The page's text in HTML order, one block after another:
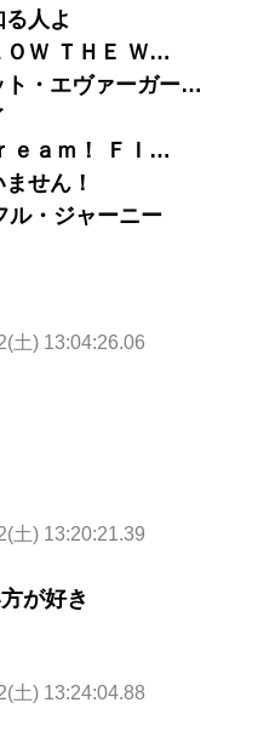
人よ
Ｗ ＴＨＥ Ｗ…
・エヴァーガー…
ａｍ！ ＦＩ…
せん！
・ジャーニー
土) 13:04:26.06
土) 13:20:21.39
が好き
土) 13:24:04.88